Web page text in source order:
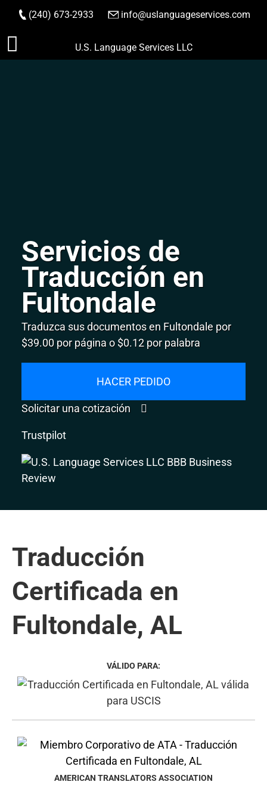
Saltar
(240) 673-2933 info@uslanguageservices.com
HACER PEDIDO
U.S. Language Services LLC
Servicios de
Traducción en
Fultondale
Traduzca sus documentos en Fultondale por
$39.00 por página o $0.12 por palabra
HACER PEDIDO
Solicitar una cotización
Trustpilot
Traducción
Certificada en
Fultondale, AL
VÁLIDO PARA:
AMERICAN TRANSLATORS ASSOCIATION